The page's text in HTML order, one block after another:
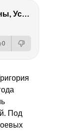
СКУЛБОЙ | Шоу Титаны, Усейн Болт, Ларрат, Зашквар!
0
Под